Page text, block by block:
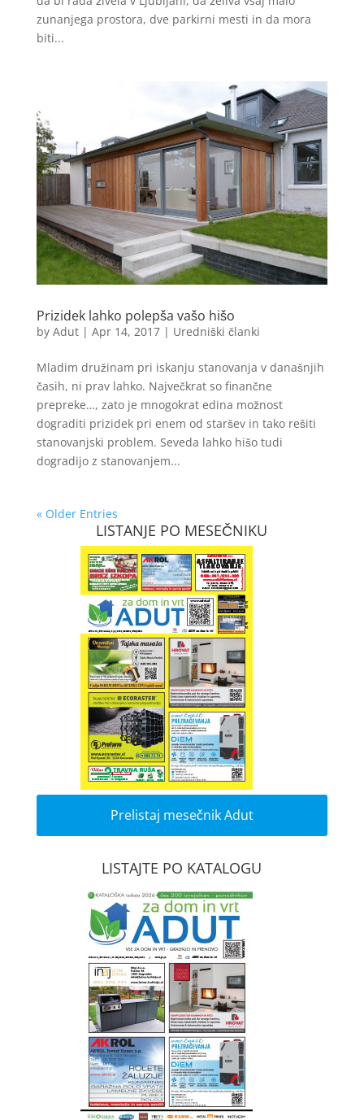
zunanjega prostora, dve parkirni mesti in da mora
biti...
Prizidek lahko polepša vašo hišo
by Adut| Apr 14, 2017| Uredniški članki
Mladim družinam pri iskanju stanovanja v današnjih
časih, ni prav lahko. Največkrat so finančne
prepreke…, zato je mnogokrat edina možnost
dograditi prizidek pri enem od staršev in tako rešiti
stanovanjski problem. Seveda lahko hišo tudi
dogradijo z stanovanjem...
« Older Entries
LISTANJE PO MESEČNIKU
Prelistaj mesečnik Adut
LISTAJTE PO KATALOGU